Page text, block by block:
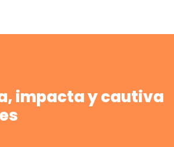
impacta y cautiva